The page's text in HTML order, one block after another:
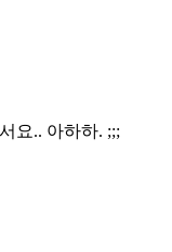
요.. 아하하. ;;;